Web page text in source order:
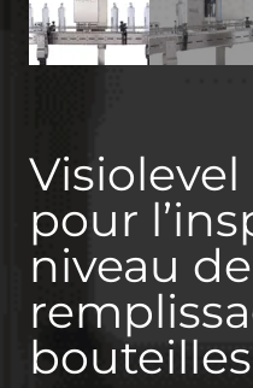
pour
niveau de
bouteilles